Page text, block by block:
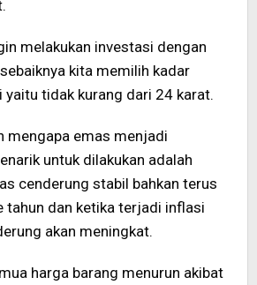
melakukan investasi dengan
kita memilih kadar
yaitu tidak kurang dari 24 karat.
mengapa emas menjadi
untuk dilakukan adalah
cenderung stabil bahkan terus
tahun dan ketika terjadi inflasi
akan meningkat.
harga barang menurun akibat